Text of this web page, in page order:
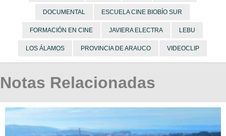
DOCUMENTAL ESCUELA CINE BIOBÍO SUR
FORMACIÓN EN CINE JAVIERA ELECTRA LEBU
LOS ÁLAMOS PROVINCIA DE ARAUCO VIDEOCLIP
Notas Relacionadas